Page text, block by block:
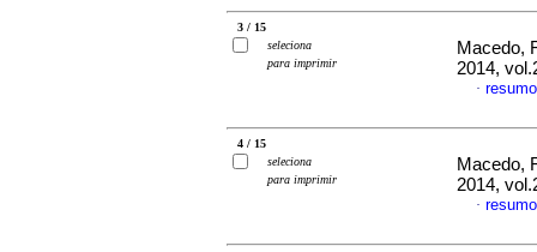
3 / 15
seleciona
para imprimir
Macedo,
2014,
·
4 / 15
seleciona
para imprimir
Macedo,
2014,
·